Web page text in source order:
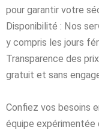
pour garantir votre
Disponibilité : Nos
y compris les jours
Transparence des
gratuit et sans
Confiez vos besoins
équipe